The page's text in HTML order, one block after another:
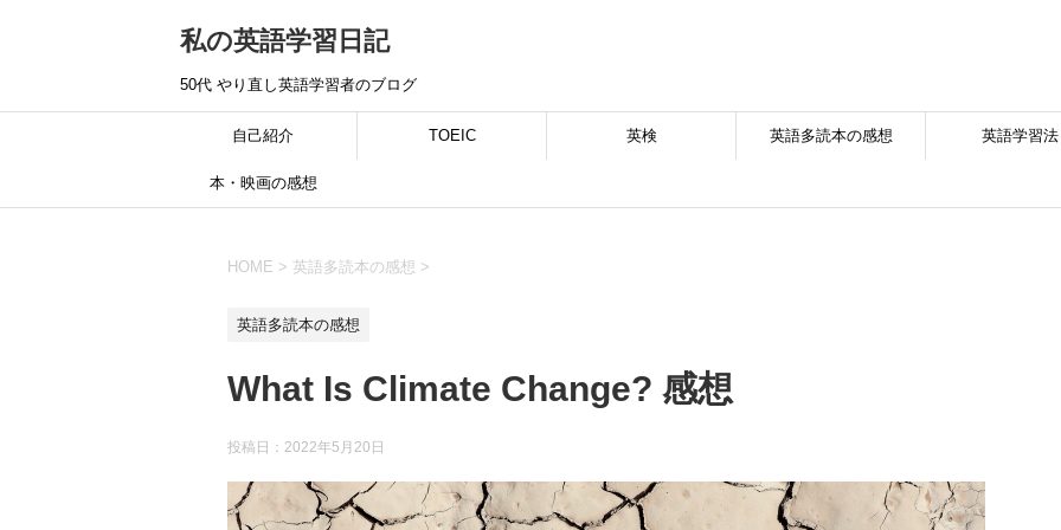
私の英語学習日記
50代 やり直し英語学習者のブログ
自己紹介 TOEIC 英検 英語多読本の感想 英語学習法
本・映画の感想
HOME > 英語多読本の感想 >
英語多読本の感想
What Is Climate Change? 感想
投稿日： 2022年5月20日